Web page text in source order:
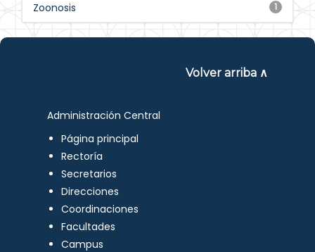
1
Zoonosis
Volver arriba ∧
Administración Central
Página principal
Rectoría
Secretarios
Direcciones
Coordinaciones
Facultades
Campus